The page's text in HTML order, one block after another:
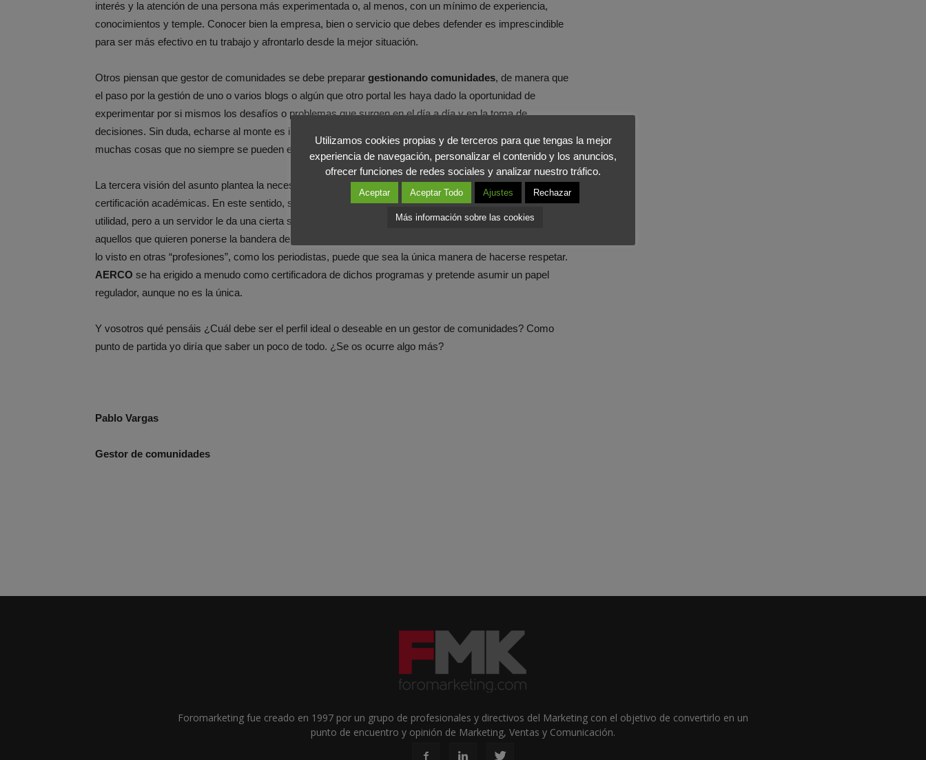
interés y la atención de una persona más experimentada o, al menos, con un mínimo de experiencia,
conocimientos y temple. Conocer bien la empresa, bien o servicio que debes defender es imprescindible
para ser más efectivo en tu trabajo y afrontarlo desde la mejor situación.
Otros piensan que gestor de comunidades se debe preparar gestionando comunidades, de manera que
el paso por la gestión de uno o varios blogs o algún que otro portal les haya dado la oportunidad de
experimentar por si mismos los desafíos o problemas que surgen en el día a día y en la toma de
decisiones. Sin duda, echarse al monte es imprescindible porque es del único modo en que se aprenden
muchas cosas que no siempre se pueden explicar.
La tercera visión del asunto plantea la necesidad de una formación específicaque sirva de garantía y
certificación académicas. En este sentido, soy de los que piensa que todo lo que se aprenda será de
utilidad, pero a un servidor le da una cierta sensación de
celo profesional exacerbadoy recelo de
aquellos que quieren ponerse la bandera de salvadores de la causa. Por otro lado, y en su descargo, ante
lo visto en otras “profesiones”, como los periodistas, puede que sea la única manera de hacerse respetar.
AERCO se ha erigido a menudo como certificadora de dichos programas y pretende asumir un papel
regulador, aunque no es la única.
Y vosotros qué pensáis ¿Cuál debe ser el perfil ideal o deseable en un gestor de comunidades? Como
punto de partida yo diría que saber un poco de todo. ¿Se os ocurre algo más?
Pablo Vargas
Gestor de comunidades
Foromarketing fue creado en 1997 por un grupo de profesionales y directivos del Marketing con el objetivo de convertirlo en un
punto de encuentro y opinión de Marketing, Ventas y Comunicación.
Utilizamos cookies propias y de terceros para que tengas la mejor
experiencia de navegación, personalizar el contenido y los anuncios,
ofrecer funciones de redes sociales y analizar nuestro tráfico.
Aceptar Aceptar Todo Ajustes Rechazar
Más información sobre las cookies